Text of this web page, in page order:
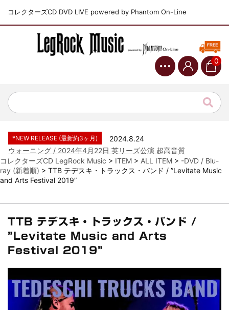
コレクターズCD DVD LIVE powered by Phantom On-Line
0
ジャーニー / 1979年5月8+9日 コロラド州 2公演 SBD 完全収録！
*NEW RELEASE (最新約3ヶ月)
2024.11.9
*NEW RELEASE (最新約3ヶ月)
2024.8.24
ウォーニング / 2024年4月22日 英リーズ公演 超高音質
IEM+Aud！
*NEW RELEASE (最新約3ヶ月)
2024.6.24
ビリー・ジョエル / 2024年3月24日 100Aniv. 米M.S.G公演 完全
リアム・ギャラガー / 2024年6月3日 カーディフ公演 IEM/AUD 完
全収録！
*NEW RELEASE (最新約3ヶ月)
2024.6.24
スコーピオンズ / 2024年6月15日 リスボン公演 FHD 完全収録！
*NEW RELEASE (最新約3ヶ月)
2024.6.20
マネスキン / 2024年6月9日 ドイツ ROCK AM RING 公演 FHD 完
全収録！
*NEW RELEASE (最新約3ヶ月)
2024.6.9
コレクターズCD LegRock Music > ITEM > ALL ITEM > -DVD / Blu-
ray (新着順) > TTB テデスキ・トラックス・バンド / ”Levitate Music
and Arts Festival 2019”
TTB テデスキ・トラックス・バンド /
”Levitate Music and Arts
Festival 2019”